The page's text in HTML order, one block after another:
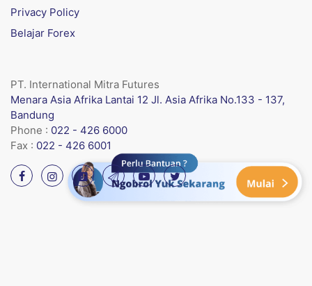
Privacy Policy
Belajar Forex
PT. International Mitra Futures
Menara Asia Afrika Lantai 12 Jl. Asia Afrika No.133 - 137,
Bandung
Phone : 022 - 426 6000
Fax : 022 - 426 6001